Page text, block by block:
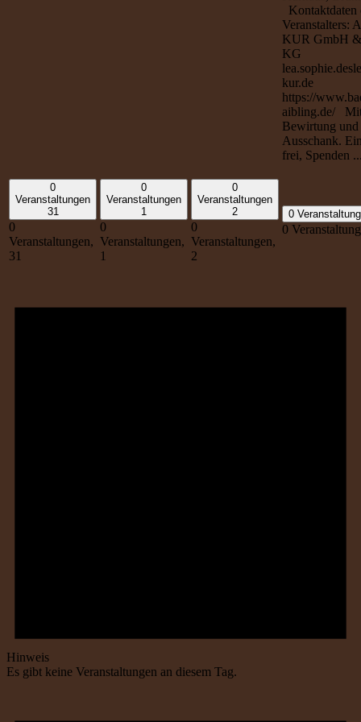
Kontaktdaten
Veranstalters:
KUR GmbH
KG
kur.de
https://
aibling.de/
Bewirtung und
Ausschank.
frei, Spenden
0
Veranstaltungen
31
0
Veranstaltungen,
31
0
Veranstaltungen
1
0
Veranstaltungen,
1
0
Veranstaltungen
2
0
Veranstaltungen,
2
0
0
Hinweis
Es gibt keine Veranstaltungen an diesem Tag.